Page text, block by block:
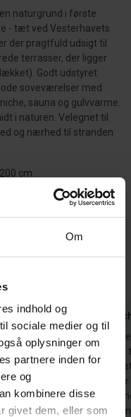
Om
indhold og
sociale medier og til
oplysninger om
partnere inden for
og
kombinere disse
givet dem, eller som
naturgrund i første
- tæt ved Vesterhavets
der pragtfuld udsigt til
terrasser, der ligger
Godt udstyret
soveværelser med
sauna og gulvvarme.
i naturen. Velegnet til
og nærhed til stranden
cm.
Område
aug 2026
de
Maud
Alt i alt er
kunne
man
to tæpper